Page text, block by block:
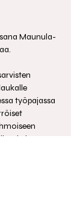
Maunula-
työpajassa
ja hupsut